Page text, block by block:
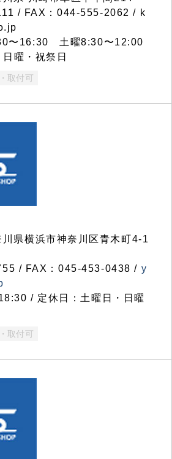
/ FAX：044-555-2062 / k
〜16:30 土曜8:30〜12:00
曜・祝祭日
取付可
県横浜市神奈川区青木町4-1
/ FAX：045-453-0438 / y
/ 定休日：土曜日・日曜
取付可